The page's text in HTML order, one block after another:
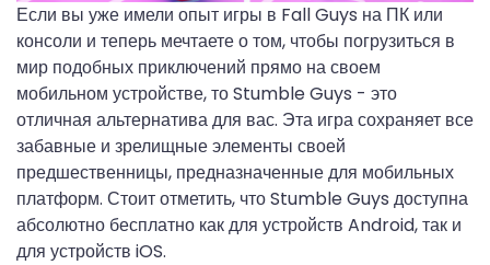
Если вы уже имели опыт игры в Fall Guys на ПК или
консоли и теперь мечтаете о том, чтобы погрузиться в
мир подобных приключений прямо на своем
мобильном устройстве, то Stumble Guys - это
отличная альтернатива для вас. Эта игра сохраняет все
забавные и зрелищные элементы своей
предшественницы, предназначенные для мобильных
платформ. Стоит отметить, что Stumble Guys доступна
абсолютно бесплатно как для устройств Android, так и
для устройств iOS.